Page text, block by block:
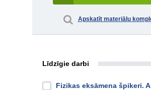
Apskatīt materiālu
Līdzīgie darbi
Fizikas eksāmena špikeri.